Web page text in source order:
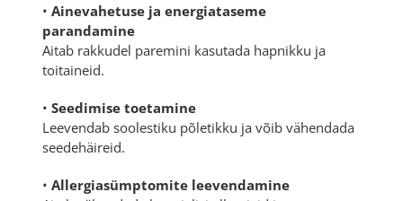
• Ainevahetuse ja energiataseme
parandamine
Aitab rakkudel paremini kasutada hapnikku ja
toitaineid.
• Seedimise toetamine
Leevendab soolestiku põletikku ja võib vähendada
seedehäireid.
• Allergiasümptomite leevendamine